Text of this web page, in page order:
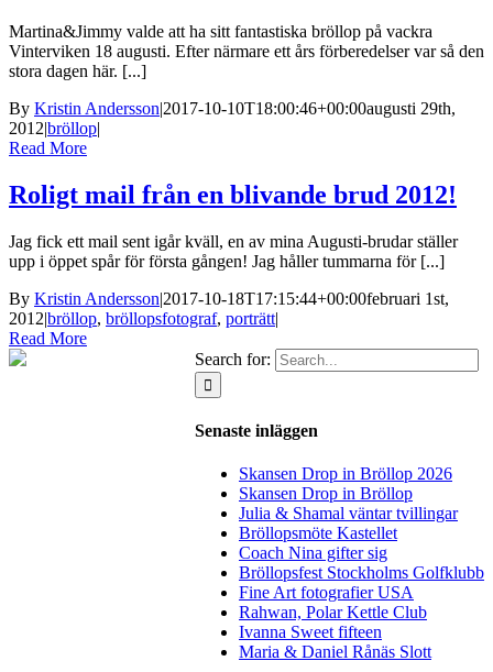
Martina&Jimmy valde att ha sitt fantastiska bröllop på vackra
Vinterviken 18 augusti. Efter närmare ett års förberedelser var så den
stora dagen här. [...]
By Kristin Andersson|2017-10-10T18:00:46+00:00augusti 29th,
2012|bröllop|
Read More
Roligt mail från en blivande brud 2012!
Jag fick ett mail sent igår kväll, en av mina Augusti-brudar ställer
upp i öppet spår för första gången! Jag håller tummarna för [...]
By Kristin Andersson|2017-10-18T17:15:44+00:00februari 1st,
2012|bröllop, bröllopsfotograf, porträtt|
Read More
Search for:
Senaste inläggen
Skansen Drop in Bröllop 2026
Skansen Drop in Bröllop
Julia & Shamal väntar tvillingar
Bröllopsmöte Kastellet
Coach Nina gifter sig
Bröllopsfest Stockholms Golfklubb
Fine Art fotografier USA
Rahwan, Polar Kettle Club
Ivanna Sweet fifteen
Maria & Daniel Rånäs Slott